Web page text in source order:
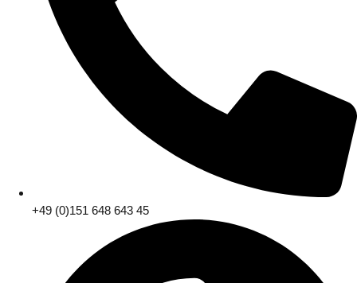
+49 (0)151 648 643 45